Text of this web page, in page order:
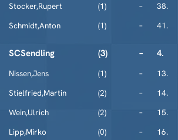
Stocker,Rupert (1) –
38.
Schmidt,Anton (1) – 41.
SCSendling (3) – 4.
Nissen,Jens (1) –
13.
Stielfried,Martin (2) –
14.
Wein,Ulrich (2) –
15.
Lipp,Mirko (0) – 16.